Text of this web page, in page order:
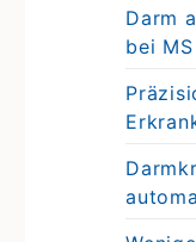
Darm
bei MS